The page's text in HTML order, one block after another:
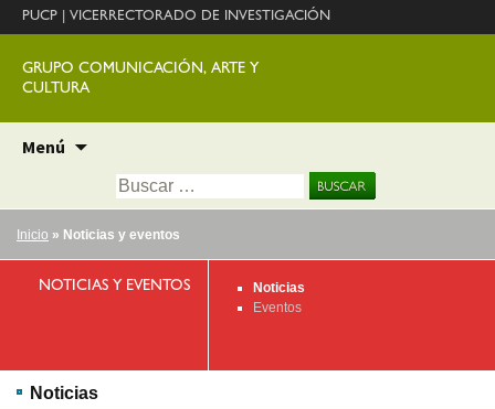
PUCP VICERRECTORADO DE INVESTIGACIÓN
GRUPO COMUNICACIÓN, ARTE Y
CULTURA
Menú
contenido
Buscar:
Inicio » Noticias y eventos
NOTICIAS Y EVENTOS
Noticias
Eventos
Noticias